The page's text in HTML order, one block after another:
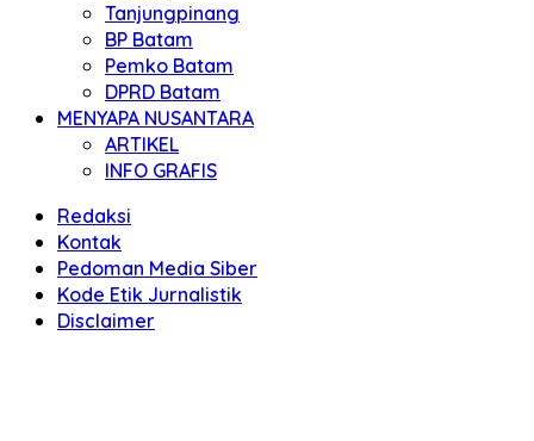
Tanjungpinang
BP Batam
Pemko Batam
DPRD Batam
MENYAPA NUSANTARA
ARTIKEL
INFO GRAFIS
Redaksi
Kontak
Pedoman Media Siber
Kode Etik Jurnalistik
Disclaimer